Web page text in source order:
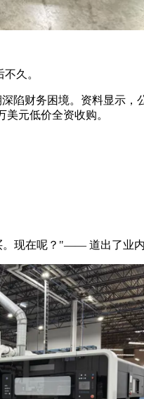
久。
陷财务困境。资料显示
元低价全资收购。
现在呢？"—— 道出了业